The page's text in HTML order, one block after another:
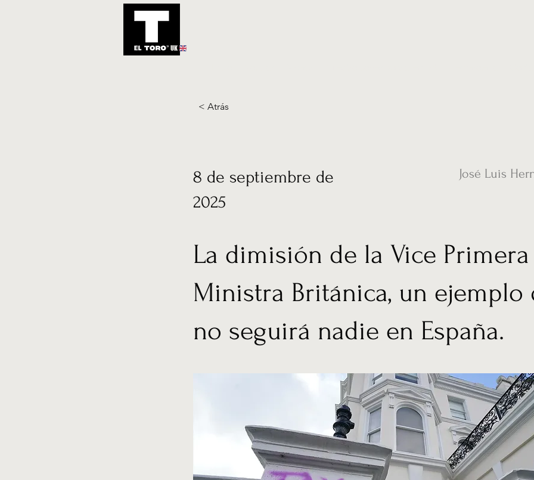
UK
< Atrás
8 de septiembre de
2025
José Luis
La dimisión de la Vice Primera
Ministra Británica, un ejemplo
no seguirá nadie en España.